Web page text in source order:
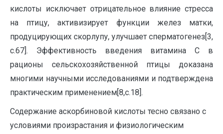
кислоты исключает отрицательное влияние стресса
на птицу, активизирует функции желез матки,
продуцирующих скорлупу, улучшает сперматогенез[3,
с.67]. Эффективность введения витамина С в
рационы сельскохозяйственной птицы доказана
многими научными исследованиями и подтверждена
практическим применением[8,с.18].
Содержание аскорбиновой кислоты тесно связано с
условиями произрастания и физиологическим